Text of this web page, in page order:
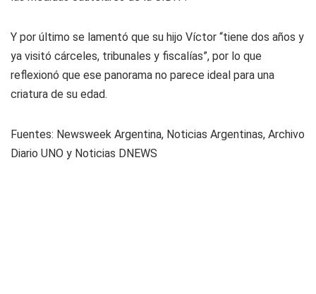
Y por último se lamentó que su hijo Víctor “tiene dos años y
ya visitó cárceles, tribunales y fiscalías”, por lo que
reflexionó que ese panorama no parece ideal para una
criatura de su edad.
Fuentes: Newsweek Argentina, Noticias Argentinas, Archivo
Diario UNO y Noticias DNEWS